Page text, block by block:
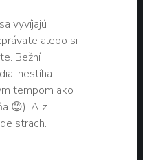
vyvíjajú
alebo si
Bežní
nestíha
tempom ako
😊). A z
strach.